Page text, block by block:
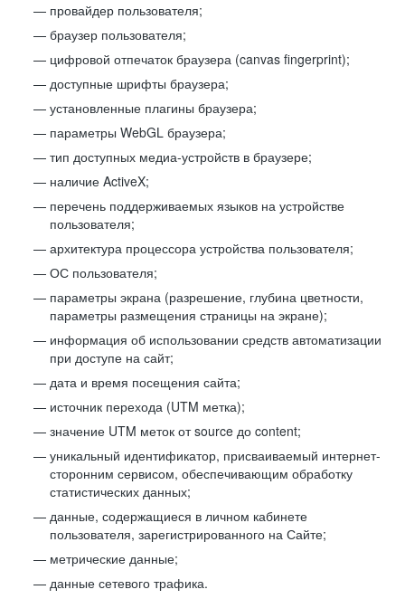
провайдер пользователя;
браузер пользователя;
цифровой отпечаток браузера (canvas fingerprint);
доступные шрифты браузера;
установленные плагины браузера;
параметры WebGL браузера;
тип доступных медиа-устройств в браузере;
наличие ActiveX;
перечень поддерживаемых языков на устройстве
пользователя;
архитектура процессора устройства пользователя;
ОС пользователя;
параметры экрана (разрешение, глубина цветности,
параметры размещения страницы на экране);
информация об использовании средств автоматизации
при доступе на сайт;
дата и время посещения сайта;
источник перехода (UTM метка);
значение UTM меток от source до content;
уникальный идентификатор, присваиваемый интернет-
сторонним сервисом, обеспечивающим обработку
статистических данных;
данные, содержащиеся в личном кабинете
пользователя, зарегистрированного на Сайте;
метрические данные;
данные сетевого трафика.